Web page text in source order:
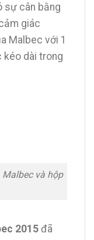
sự cân bằng
giác
Malbec với 1
kéo dài trong
và hộp
2015 đã